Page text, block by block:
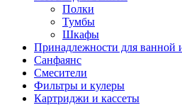
Полки
Тумбы
Шкафы
Принадлежности для ванной
Санфаянс
Смесители
Фильтры и кулеры
Картриджи и кассеты